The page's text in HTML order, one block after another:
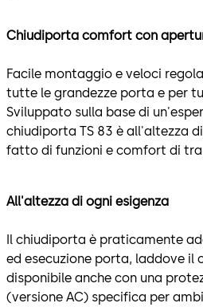
Chiudiporta comfort con
Facile montaggio e veloci
tutte le grandezze porta e per
Sviluppato sulla base di
chiudiporta TS 83 è all'altezza
fatto di funzioni e comfort di
All'altezza di ogni esigenza
Il chiudiporta è praticamente
ed esecuzione porta, laddove il
disponibile anche con una
(versione AC) specifica per